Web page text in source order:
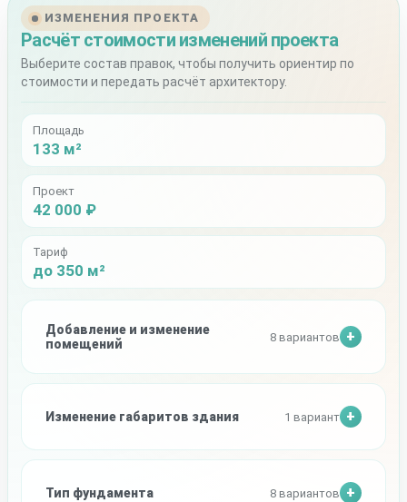
ИЗМЕНЕНИЯ ПРОЕКТА
Расчёт стоимости изменений проекта
Выберите состав правок, чтобы получить ориентир по
стоимости и передать расчёт архитектору.
Площадь
133 м²
Проект
42 000 ₽
Тариф
до 350 м²
Добавление и изменение
помещений
8 вариантов
Изменение габаритов здания 1 вариант
Тип фундамента 8 вариантов